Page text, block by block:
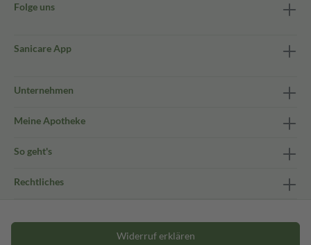
Folge uns
Sanicare App
Unternehmen
Meine Apotheke
So geht's
Rechtliches
Widerruf erklären